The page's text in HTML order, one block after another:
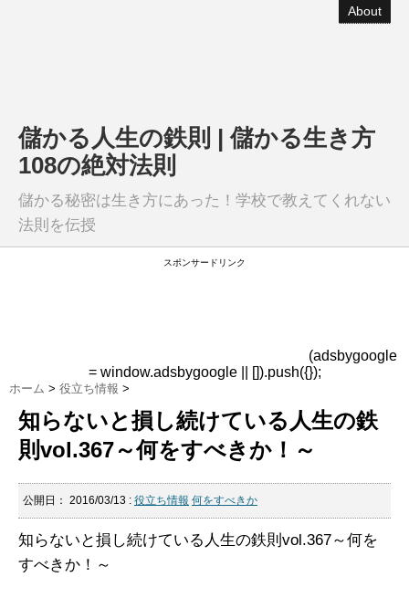
About
儲かる人生の鉄則 | 儲かる生き方
108の絶対法則
儲かる秘密は生き方にあった！学校で教えてくれない
法則を伝授
スポンサードリンク
(adsbygoogle
= window.adsbygoogle || []).push({});
ホーム > 役立ち情報 >
知らないと損し続けている人生の鉄
則vol.367～何をすべきか！～
公開日： 2016/03/13 : 役立ち情報 何をすべきか
知らないと損し続けている人生の鉄則vol.367～何を
すべきか！～